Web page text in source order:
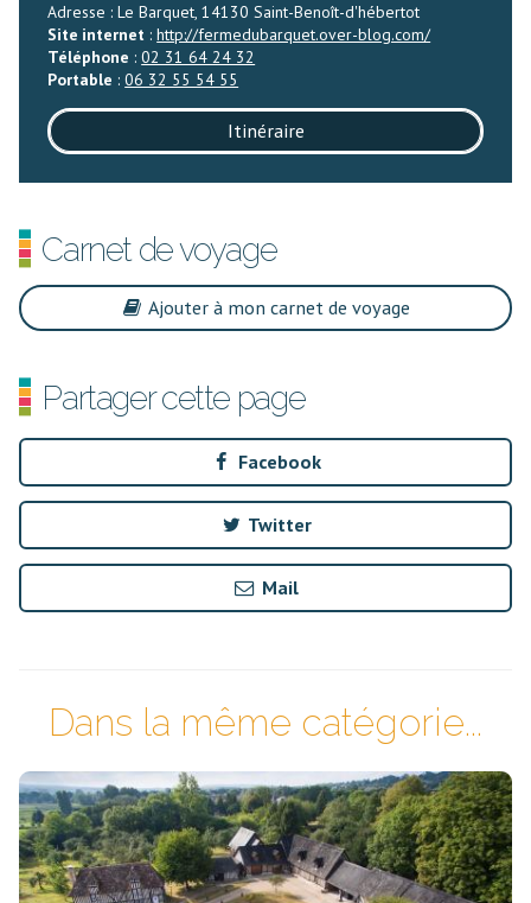
Adresse : Le Barquet, 14130 Saint-Benoît-d'hébertot
Site internet :http://fermedubarquet.over-blog.com/
Téléphone :02 31 64 24 32
Portable :06 32 55 54 55
Itinéraire
Carnet de voyage
Ajouter à mon carnet de voyage
Partager cette page
Facebook
Twitter
Mail
Dans la même catégorie...